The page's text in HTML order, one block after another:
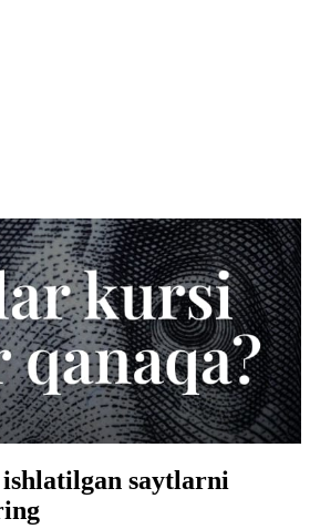
saytlarni